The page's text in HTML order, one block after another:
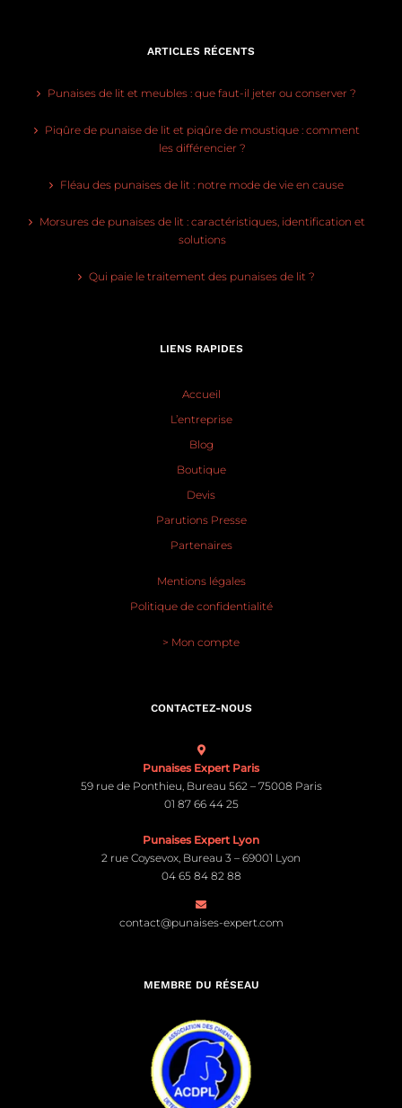
ARTICLES RÉCENTS
Punaises de lit et meubles : que faut-il jeter ou conserver ?
Piqûre de punaise de lit et piqûre de moustique : comment
les différencier ?
Fléau des punaises de lit : notre mode de vie en cause
Morsures de punaises de lit : caractéristiques, identification et
solutions
Qui paie le traitement des punaises de lit ?
LIENS RAPIDES
Accueil
L’entreprise
Blog
Boutique
Devis
Parutions Presse
Partenaires
Mentions légales
Politique de confidentialité
> Mon compte
CONTACTEZ-NOUS
Punaises Expert Paris
59 rue de Ponthieu, Bureau 562 – 75008 Paris
01 87 66 44 25
Punaises Expert Lyon
2 rue Coysevox, Bureau 3 – 69001 Lyon
04 65 84 82 88
contact@punaises-expert.com
MEMBRE DU RÉSEAU